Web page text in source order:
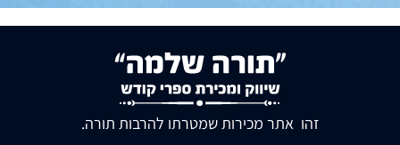
זהו אתר מכירות שמטרתו להרבות תורה.